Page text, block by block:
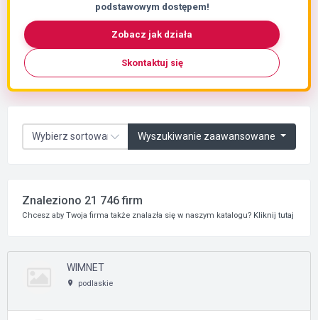
podstawowym dostępem!
Zobacz jak działa
Skontaktuj się
Wyszukiwanie zaawansowane
Znaleziono 21 746 firm
Chcesz aby Twoja firma także znalazła się w naszym katalogu? Kliknij tutaj
WIMNET
podlaskie